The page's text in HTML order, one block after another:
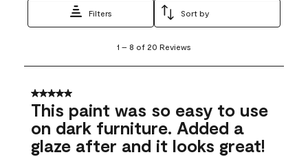
Filters Sort by
8
20
Reviews
1 – 8 of 20 Reviews
5 out of 5 stars.
This paint was so easy to use
on dark furniture. Added a
glaze after and it looks great!